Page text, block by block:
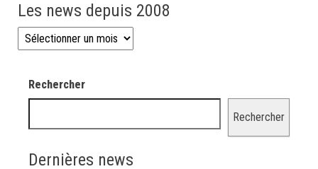
Les news depuis 2008
Les news depuis 2008
Rechercher
Rechercher
Dernières news